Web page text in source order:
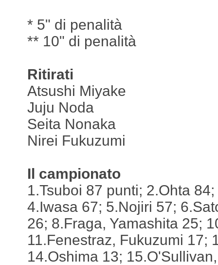
* 5" di penalità
** 10" di penalità
Ritirati
Atsushi Miyake
Juju Noda
Seita Nonaka
Nirei Fukuzumi
Il campionato
1.Tsuboi 87 punti; 2.Ohta
4.Iwasa 67; 5.Nojiri 57;
26; 8.Fraga, Yamashita 25;
11.Fenestraz, Fukuzumi 17;
14.Oshima 13;